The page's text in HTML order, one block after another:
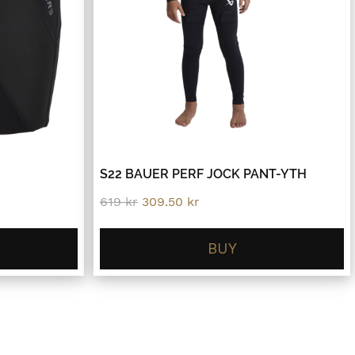
S22 BAUER PERF JOCK PANT-YTH
619kr Original
was:
309.50 kr
is:
309.50 kr.
BUY